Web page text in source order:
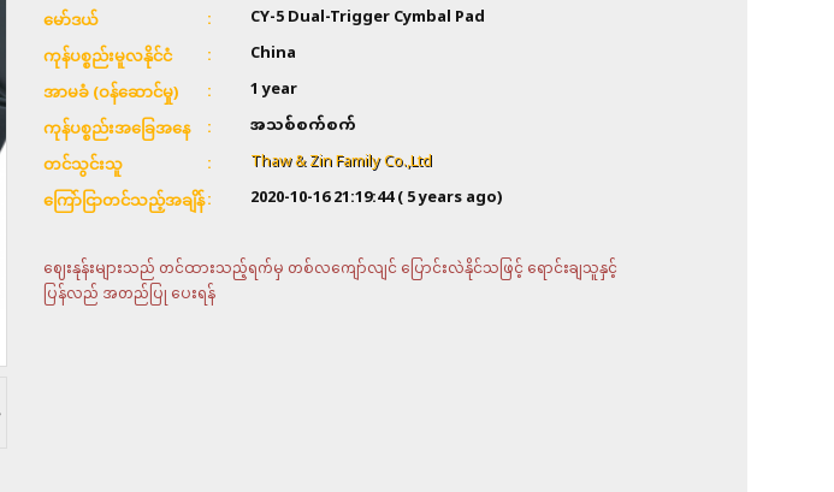
မော်ဒယ် CY-5 Dual-Trigger Cymbal Pad
ကုန်ပစ္စည်းမူလနိုင်ငံ China
အာမခံ (ဝန်ဆောင်မှု) 1 year
ကုန်ပစ္စည်းအခြေအနေ အသစ်စက်စက်
တင်သွင်းသူ Thaw & Zin Family Co.,Ltd
ကြော်ငြာတင်သည့်အချိန် 2020-10-16 21:19:44( 5 years ago)
ဈေးနုန်းများသည် တင်ထားသည့်ရက်မှ တစ်လကျော်လျင် ပြောင်းလဲနိုင်သဖြင့် ရောင်းချသူနှင့်
ပြန်လည် အတည်ပြု ပေးရန်